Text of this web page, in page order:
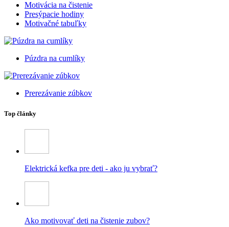
Motivácia na čistenie
Presýpacie hodiny
Motivačné tabuľky
Púzdra na cumlíky
Prerezávanie zúbkov
Top články
Elektrická kefka pre deti - ako ju vybrať?
Ako motivovať deti na čistenie zubov?